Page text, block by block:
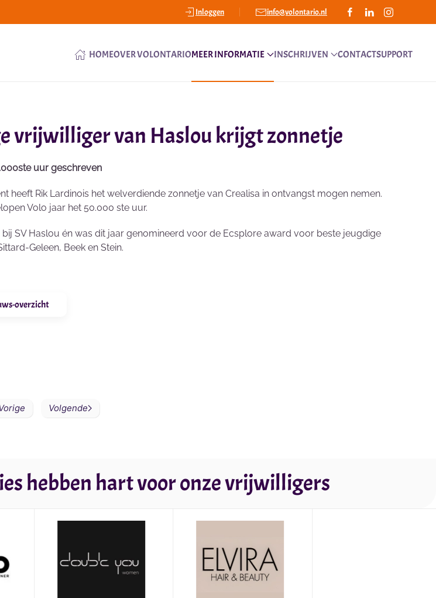
Inloggen info@volontario.nl
HOMEOVER VOLONTARIOMEER INFORMATIE INSCHRIJVEN CONTACTSUPPORT
vrijwilliger van Haslou krijgt zonnetje
uur geschreven
heeft Rik Lardinois het welverdiende zonnetje van Crealisa in ontvangst mogen nemen.
Volo jaar het 50.000 ste uur.
bij SV Haslou én was dit jaar genomineerd voor de Ecsplore award voor beste jeugdige
Geleen, Beek en Stein.
overzicht
Volgende
hebben hart voor onze vrijwilligers